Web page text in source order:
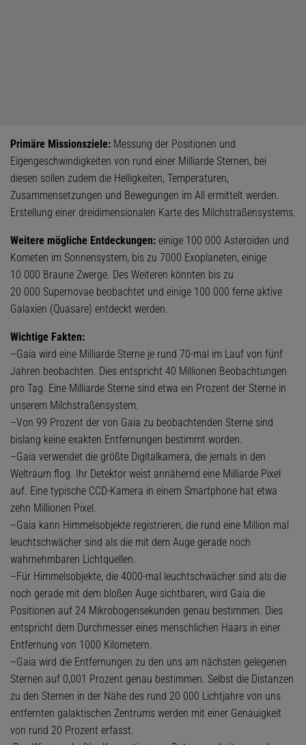
Primäre Missionsziele: Messung der Positionen und
Eigengeschwindigkeiten von rund einer Milliarde Sternen, bei
diesen sollen zudem die Helligkeiten, Temperaturen,
Zusammensetzungen und Bewegungen im All ermittelt werden.
Erstellung einer dreidimensionalen Karte des Milchstraßensystems.
Weitere mögliche Entdeckungen: einige 100 000 Asteroiden und
Kometen im Sonnensystem, bis zu 7000 Exoplaneten, einige
10 000 Braune Zwerge. Des Weiteren könnten bis zu
20 000 Supernovae beobachtet und einige 100 000 ferne aktive
Galaxien (Quasare) entdeckt werden.
Wichtige Fakten:
–Gaia wird eine Milliarde Sterne je rund 70-mal im Lauf von fünf
Jahren beobachten. Dies entspricht 40 Millionen Beobachtungen
pro Tag. Eine Milliarde Sterne sind etwa ein Prozent der Sterne in
unserem Milchstraßensystem.
–Von 99 Prozent der von Gaia zu beobachtenden Sterne sind
bislang keine exakten Entfernungen bestimmt worden.
–Gaia verwendet die größte Digitalkamera, die jemals in den
Weltraum flog. Ihr Detektor weist annähernd eine Milliarde Pixel
auf. Eine typische CCD-Kamera in einem Smartphone hat etwa
zehn Millionen Pixel.
–Gaia kann Himmelsobjekte registrieren, die rund eine Million mal
leuchtschwächer sind als die mit dem Auge gerade noch
wahrnehmbaren Lichtquellen.
–Für Himmelsobjekte, die 4000-mal leuchtschwächer sind als die
noch gerade mit dem bloßen Auge sichtbaren, wird Gaia die
Positionen auf 24 Mikrobogensekunden genau bestimmen. Dies
entspricht dem Durchmesser eines menschlichen Haars in einer
Entfernung von 1000 Kilometern.
–Gaia wird die Entfernungen zu den uns am nächsten gelegenen
Sternen auf 0,001 Prozent genau bestimmen. Selbst die Distanzen
zu den Sternen in der Nähe des rund 20 000 Lichtjahre von uns
entfernten galaktischen Zentrums werden mit einer Genauigkeit
von rund 20 Prozent erfasst.